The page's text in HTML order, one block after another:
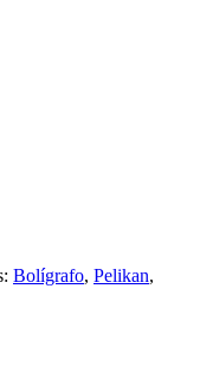
Bolígrafo, Pelikan,